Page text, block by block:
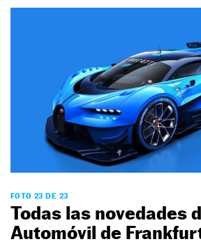
FOTO 23 DE 23
Todas las novedades
Automóvil de